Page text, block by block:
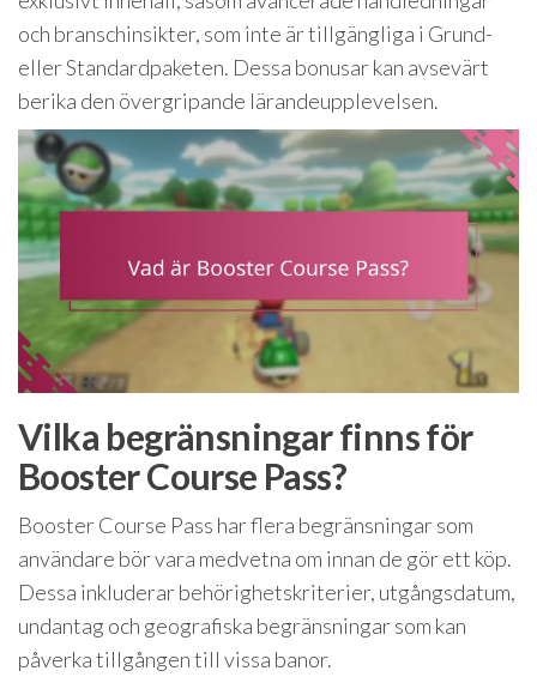
och branschinsikter, som inte är tillgängliga i Grund-
eller Standardpaketen. Dessa bonusar kan avsevärt
berika den övergripande lärandeupplevelsen.
Vilka begränsningar finns för
Booster Course Pass?
Booster Course Pass har flera begränsningar som
användare bör vara medvetna om innan de gör ett köp.
Dessa inkluderar behörighetskriterier, utgångsdatum,
undantag och geografiska begränsningar som kan
påverka tillgången till vissa banor.